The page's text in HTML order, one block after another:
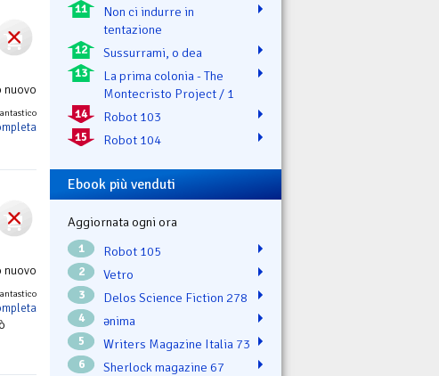
nuovo
nuovo
11
Non ci indurre in
tentazione
12 Sussurrami, o dea
13
La prima colonia - The
Montecristo Project / 1
14 Robot 103
15 Robot 104
Ebook più venduti
Aggiornata ogni ora
1 Robot 105
2 Vetro
3 Delos Science Fiction 278
4 ənima
5 Writers Magazine Italia 73
6 Sherlock magazine 67